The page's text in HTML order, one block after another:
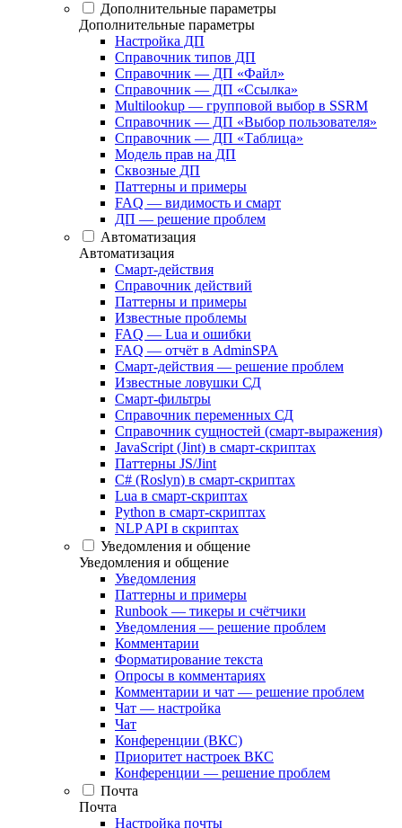
Дополнительные параметры
Дополнительные параметры
Настройка ДП
Справочник типов ДП
Справочник — ДП «Файл»
Справочник — ДП «Ссылка»
Multilookup — групповой выбор в SSRM
Справочник — ДП «Выбор пользователя»
Справочник — ДП «Таблица»
Модель прав на ДП
Сквозные ДП
Паттерны и примеры
FAQ — видимость и смарт
ДП — решение проблем
Автоматизация
Автоматизация
Смарт-действия
Справочник действий
Паттерны и примеры
Известные проблемы
FAQ — Lua и ошибки
FAQ — отчёт в AdminSPA
Смарт-действия — решение проблем
Известные ловушки СД
Смарт-фильтры
Справочник переменных СД
Справочник сущностей (смарт-выражения)
JavaScript (Jint) в смарт-скриптах
Паттерны JS/Jint
C# (Roslyn) в смарт-скриптах
Lua в смарт-скриптах
Python в смарт-скриптах
NLP API в скриптах
Уведомления и общение
Уведомления и общение
Уведомления
Паттерны и примеры
Runbook — тикеры и счётчики
Уведомления — решение проблем
Комментарии
Форматирование текста
Опросы в комментариях
Комментарии и чат — решение проблем
Чат — настройка
Чат
Конференции (ВКС)
Приоритет настроек ВКС
Конференции — решение проблем
Почта
Почта
Настройка почты